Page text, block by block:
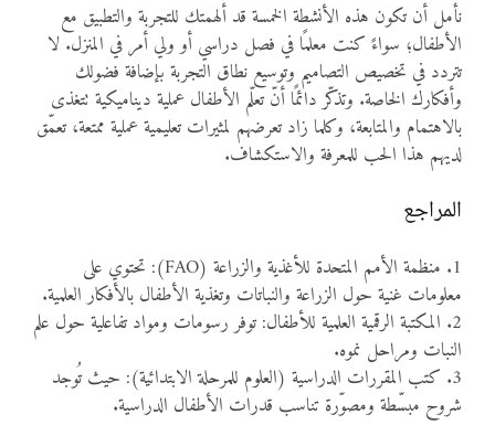
نأمل أن تكون هذه الأنشطة الخمسة قد ألهمتك للتجربة والتطبيق مع
الأطفال؛ سواءً كنت معلمًا في فصل دراسي أو ولي أمر في المنزل. لا
تتردد في تخصيص التصاميم وتوسيع نطاق التجربة بإضافة فضولك
وأفكارك الخاصة. وتذكّر دائمًا أنّ تعلّم الأطفال عملية ديناميكية تتغذى
بالاهتمام والمتابعة، وكلما زاد تعرضهم لمثيرات تعليمية عملية ممتعة، تعمّق
لديهم هذا الحب للمعرفة والاستكشاف.
المراجع
1. منظمة الأمم المتحدة للأغذية والزراعة (FAO): تحتوي على
معلومات غنية حول الزراعة والنباتات وتغذية الأطفال بالأفكار العلمية.
2. المكتبة الرقمية العلمية للأطفال: توفر رسومات ومواد تفاعلية حول علم
النبات ومراحل نموه.
3. كتب المقررات الدراسية (العلوم للمرحلة الابتدائية): حيث تُوجد
شروح مبسّطة ومصوّرة تناسب قدرات الأطفال الدراسية.